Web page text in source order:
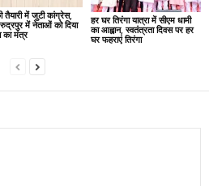
तैयारी में जुटी कांग्रेस,
में नेताओं को दिया
का मंत्र
हर घर तिरंगा यात्रा में सीएम धामी
का आह्वान, स्वतंत्रता दिवस पर हर
घर फहराएं तिरंगा